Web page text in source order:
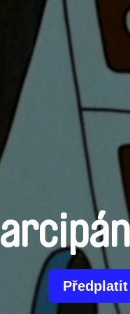
Předplatit